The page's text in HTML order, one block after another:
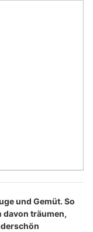
und Gemüt. So
davon träumen,